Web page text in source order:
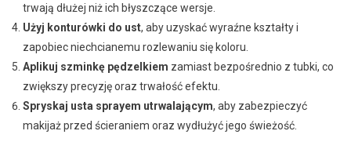
trwają dłużej niż ich błyszczące wersje.
Użyj konturówki do ust, aby uzyskać wyraźne kształty i
zapobiec niechcianemu rozlewaniu się koloru.
Aplikuj szminkę pędzelkiem zamiast bezpośrednio z tubki, co
zwiększy precyzję oraz trwałość efektu.
Spryskaj usta sprayem utrwalającym, aby zabezpieczyć
makijaż przed ścieraniem oraz wydłużyć jego świeżość.